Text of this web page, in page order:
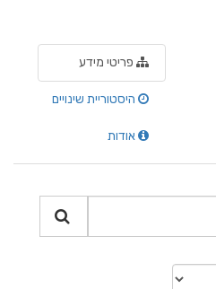
פריטי מידע
היסטוריית שינויים
אודות